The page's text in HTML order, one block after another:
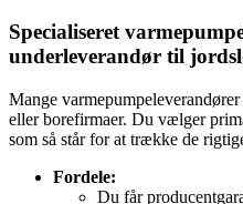
Specialiseret
underleverandør til
Mange
eller borefirmaer. Du vælger
som så står for at trække de
Fordele:
Du får